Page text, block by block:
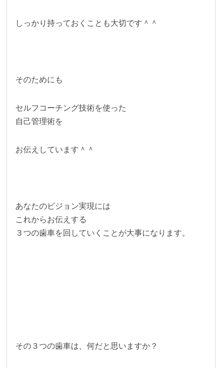
しっかり持っておくことも大切です＾＾
そのためにも
セルフコーチング技術を使った
自己管理術を
お伝えしています＾＾
あなたのビジョン実現には
これからお伝えする
３つの歯車を回していくことが大事になります。
その３つの歯車は、何だと思いますか？